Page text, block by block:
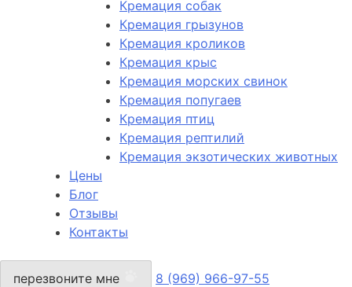
Кремация собак
Кремация грызунов
Кремация кроликов
Кремация крыс
Кремация морских свинок
Кремация попугаев
Кремация птиц
Кремация рептилий
Кремация экзотических животных
Цены
Блог
Отзывы
Контакты
перезвоните мне 8 (969) 966-97-55